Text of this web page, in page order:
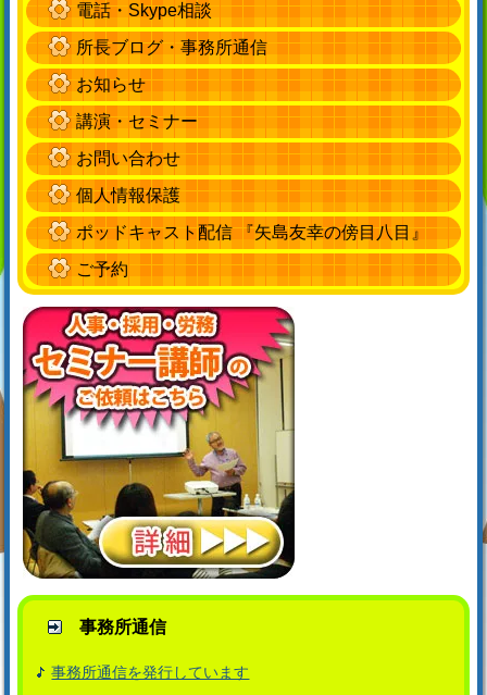
電話・Skype相談
所長ブログ・事務所通信
お知らせ
講演・セミナー
お問い合わせ
個人情報保護
ポッドキャスト配信 『矢島友幸の傍目八目』
ご予約
事務所通信
事務所通信を発行しています